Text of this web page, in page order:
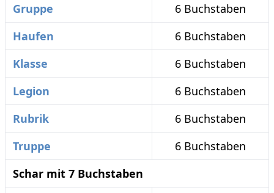
Gruppe
6 Buchstaben
Haufen
6 Buchstaben
Klasse
6 Buchstaben
Legion
6 Buchstaben
Rubrik
6 Buchstaben
Truppe
6 Buchstaben
Schar mit 7 Buchstaben